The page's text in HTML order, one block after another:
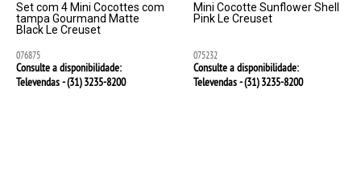
Set com 4 Mini Cocottes com
tampa Gourmand Matte
Black Le Creuset
076875
Consulte a disponibilidade:
Televendas - (31)3235-8200
Mini Cocotte Sunflower Shell
Pink Le Creuset
075232
Consulte a disponibilidade:
Televendas - (31)3235-8200